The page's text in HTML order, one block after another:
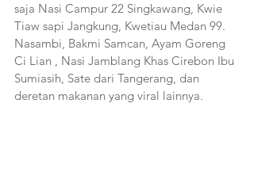
saja Nasi Campur 22 Singkawang, Kwie
Tiaw sapi Jangkung, Kwetiau Medan 99.
Nasambi, Bakmi Samcan, Ayam Goreng
Ci Lian , Nasi Jamblang Khas Cirebon Ibu
Sumiasih, Sate dari Tangerang, dan
deretan makanan yang viral lainnya.